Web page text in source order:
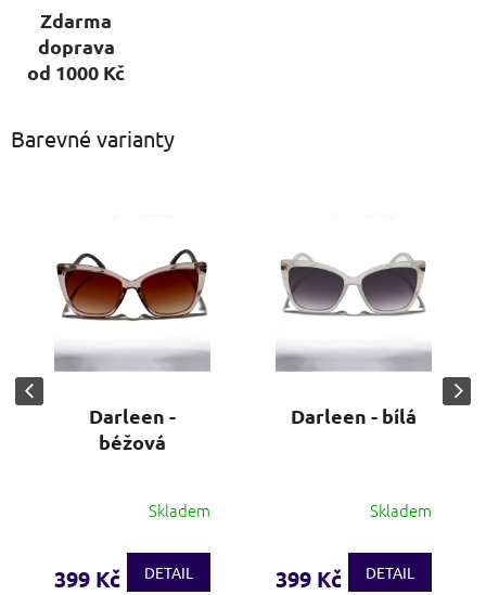
Zdarma
doprava
od 1000 Kč
Barevné varianty
Darleen -
béžová
Skladem
399 Kč DETAIL
Darleen - bílá
Skladem
399 Kč DETAIL